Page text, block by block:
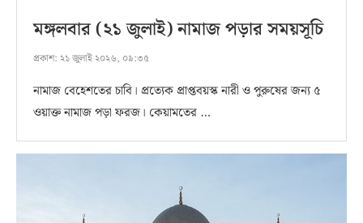
মঙ্গলবার (২১ জুলাই) নামাজ পড়ার সময়সূচি
প্রকাশ: ২১ জুলাই ২০২৬, ০৯:৩৫
নামাজ বেহেশতের চাবি। প্রত্যেক প্রাপ্তবয়স্ক নারী ও পুরুষের জন্য ৫
ওয়াক্ত নামাজ পড়া ফরজ। কেয়ামতের …